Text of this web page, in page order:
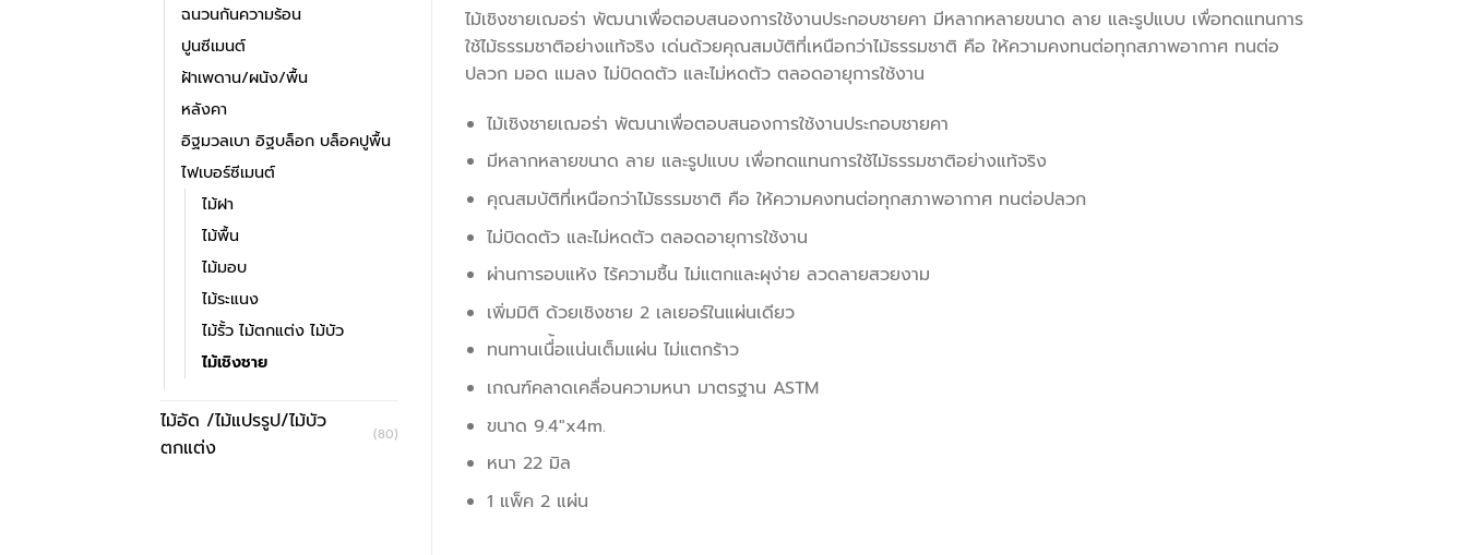
ฉนวนกันความร้อน
ปูนซีเมนต์
ฝ้าเพดาน/ผนัง/พื้น
หลังคา
อิฐมวลเบา อิฐบล็อก บล็อคปูพื้น
ไฟเบอร์ซีเมนต์
ไม้ฝา
ไม้พื้น
ไม้มอบ
ไม้ระแนง
ไม้รั้ว ไม้ตกแต่ง ไม้บัว
ไม้เชิงชาย
ไม้อัด /ไม้แปรรูป/ไม้บัว
ตกแต่ง
(80)
ไม้เชิงชายเฌอร่า พัฒนาเพื่อตอบสนองการใช้งานประกอบชายคา มีหลากหลายขนาด ลาย และรูปแบบ เพื่อทดแทนการ
ใช้ไม้ธรรมชาติอย่างแท้จริง เด่นด้วยคุณสมบัติที่เหนือกว่าไม้ธรรมชาติ คือ ให้ความคงทนต่อทุกสภาพอากาศ ทนต่อ
ปลวก มอด แมลง ไม่บิดดตัว และไม่หดตัว ตลอดอายุการใช้งาน
ไม้เชิงชายเฌอร่า พัฒนาเพื่อตอบสนองการใช้งานประกอบชายคา
มีหลากหลายขนาด ลาย และรูปแบบ เพื่อทดแทนการใช้ไม้ธรรมชาติอย่างแท้จริง
คุณสมบัติที่เหนือกว่าไม้ธรรมชาติ คือ ให้ความคงทนต่อทุกสภาพอากาศ ทนต่อปลวก
ไม่บิดดตัว และไม่หดตัว ตลอดอายุการใช้งาน
ผ่านการอบแห้ง ไร้ความชื้น ไม่แตกและผุง่าย ลวดลายสวยงาม
เพิ่มมิติ ด้วยเชิงชาย 2 เลเยอร์ในแผ่นเดียว
ทนทานเนื่้อแน่นเต็มแผ่น ไม่แตกร้าว
เกณฑ์คลาดเคลื่อนความหนา มาตรฐาน ASTM
ขนาด 9.4″x4m.
หนา 22 มิล
1 แพ็ค 2 แผ่น